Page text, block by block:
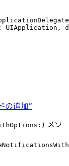
UIApplication,
の追加”
メソ